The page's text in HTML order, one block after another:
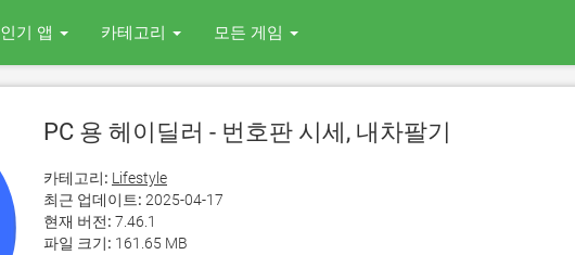
인기 앱 카테고리 모든 게임
PC 용 헤이딜러 - 번호판 시세, 내차팔기
카테고리: Lifestyle
최근 업데이트: 2025-04-17
현재 버전: 7.46.1
파일 크기: 161.65 MB